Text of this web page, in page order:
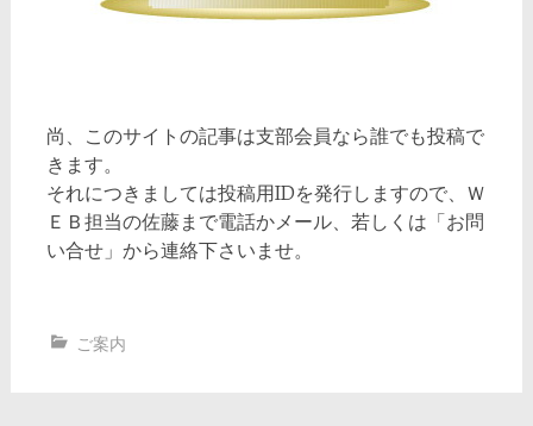
尚、このサイトの記事は支部会員なら誰でも投稿で
きます。
それにつきましては投稿用IDを発行しますので、Ｗ
ＥＢ担当の佐藤まで電話かメール、若しくは「お問
い合せ」から連絡下さいませ。
ご案内